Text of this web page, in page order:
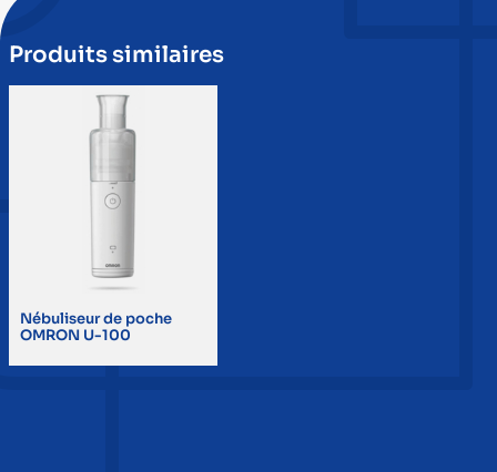
Produits similaires
Nébuliseur de poche
OMRON U-100